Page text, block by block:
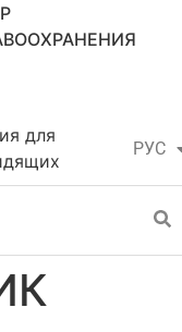
РУС
ҚАЗ
для